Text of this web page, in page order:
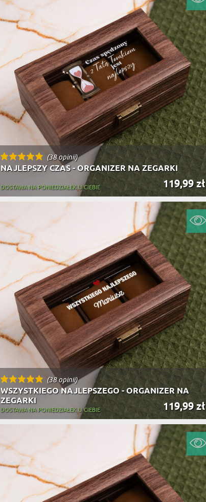
(38 opinii)
NAJLEPSZY CZAS - ORGANIZER NA ZEGARKI
119,99 zł
DOSTAWA NA PONIEDZIAŁEK U CIEBIE
(38 opinii)
WSZYSTKIEGO NAJLEPSZEGO - ORGANIZER NA
ZEGARKI
119,99 zł
DOSTAWA NA PONIEDZIAŁEK U CIEBIE